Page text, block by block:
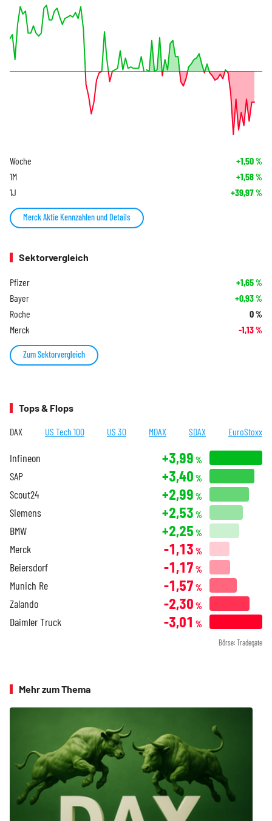
Woche +1,50%
1M +1,58%
1J +39,97%
Merck Aktie Kennzahlen und Details
Sektorvergleich
Pfizer +1,65%
Bayer +0,93%
Roche 0%
Merck -1,13%
Zum Sektorvergleich
Tops & Flops
DAX US Tech 100 US 30 MDAX SDAX EuroStoxx
Infineon +3,99 %
SAP +3,40 %
Scout24 +2,99 %
Siemens +2,53 %
BMW +2,25 %
Merck -1,13 %
Beiersdorf -1,17 %
Munich Re -1,57 %
Zalando -2,30 %
Daimler Truck -3,01 %
Börse: Tradegate
Mehr zum Thema